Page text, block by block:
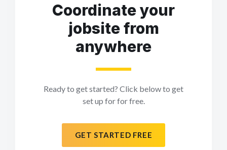
Coordinate your
jobsite from
anywhere
Ready to get started? Click below to get
set up for for free.
GET STARTED FREE